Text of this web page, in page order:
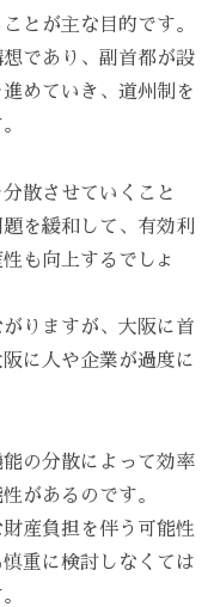
とが主な目的です。
であり、副首都が設
めていき、道州制を
散させていくこと
を緩和して、有効利
も向上するでしょ
りますが、大阪に首
に人や企業が過度に
の分散によって効率
があるのです。
産負担を伴う可能性
重に検討しなくては